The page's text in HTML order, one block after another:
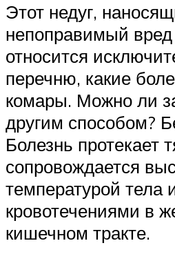
Этот недуг,
непоправимый
относится
перечню, какие
комары. Можно ли
другим способом?
Болезнь протекает
сопровождается
температурой тела
кровотечениями в
кишечном тракте.